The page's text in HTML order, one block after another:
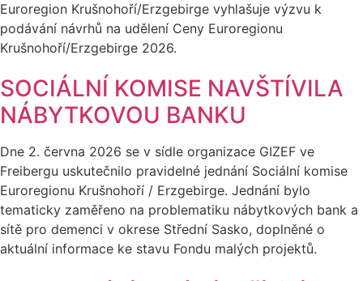
Euroregion Krušnohoří/Erzgebirge vyhlašuje výzvu k
podávání návrhů na udělení Ceny Euroregionu
Krušnohoří/Erzgebirge 2026.
SOCIÁLNÍ KOMISE NAVŠTÍVILA
NÁBYTKOVOU BANKU
Dne 2. června 2026 se v sídle organizace GIZEF ve
Freibergu uskutečnilo pravidelné jednání Sociální komise
Euroregionu Krušnohoří / Erzgebirge. Jednání bylo
tematicky zaměřeno na problematiku nábytkových bank a
sítě pro demenci v okrese Střední Sasko, doplněné o
aktuální informace ke stavu Fondu malých projektů.